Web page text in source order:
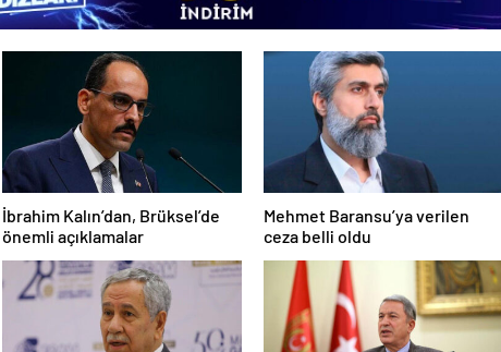
İbrahim Kalın’dan, Brüksel’de
önemli açıklamalar
Mehmet Baransu’ya verilen
ceza belli oldu